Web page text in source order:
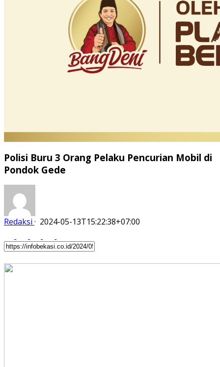
Polisi Buru 3 Orang Pelaku Pencurian Mobil di
Pondok Gede
Redaksi · 2024-05-13T15:22:38+07:00